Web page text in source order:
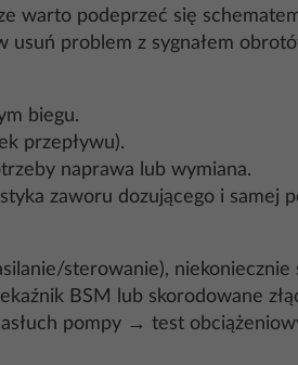
warto podeprzeć się
usuń problem z sygnałem
biegu.
przepływu).
naprawa lub wymiana.
zaworu dozującego i samej
sterowanie), niekoniecznie
BSM lub skorodowane
pompy → test